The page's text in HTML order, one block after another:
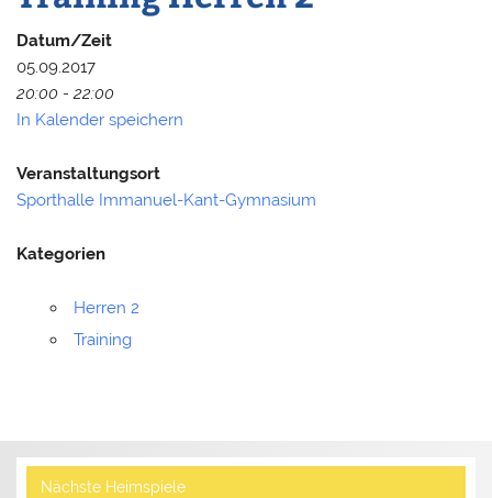
Datum/Zeit
05.09.2017
20:00 - 22:00
In Kalender speichern
Veranstaltungsort
Sporthalle Immanuel-Kant-Gymnasium
Kategorien
Herren 2
Training
Nächste Heimspiele